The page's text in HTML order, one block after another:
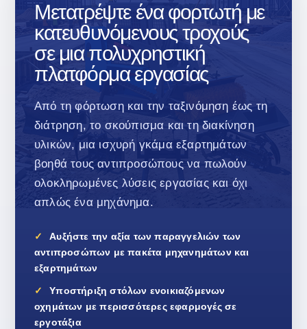
Μετατρέψτε ένα φορτωτή με
κατευθυνόμενους τροχούς
σε μια πολυχρηστική
πλατφόρμα εργασίας
Από τη φόρτωση και την ταξινόμηση έως τη
διάτρηση, το σκούπισμα και τη διακίνηση
υλικών, μια ισχυρή γκάμα εξαρτημάτων
βοηθά τους αντιπροσώπους να πωλούν
ολοκληρωμένες λύσεις εργασίας και όχι
απλώς ένα μηχάνημα.
Αυξήστε την αξία των παραγγελιών των
αντιπροσώπων με πακέτα μηχανημάτων και
εξαρτημάτων
Υποστήριξη στόλων ενοικιαζόμενων
οχημάτων με περισσότερες εφαρμογές σε
εργοτάξια